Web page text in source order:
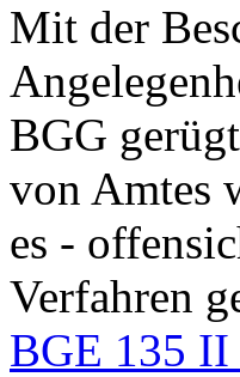
Mit der
BGG
von Amtes
es -
Verfahren
BGE 135 II